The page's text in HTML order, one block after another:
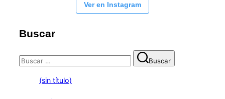
Ver en Instagram
Buscar
Buscar:
Buscar
(sin título)